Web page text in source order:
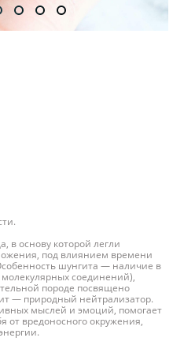
в основу которой легли
под влиянием времени
шунгита — наличие в
соединений),
породе посвящено
— природный нейтрализатор.
мыслей и эмоций, помогает
от вредоносного окружения,